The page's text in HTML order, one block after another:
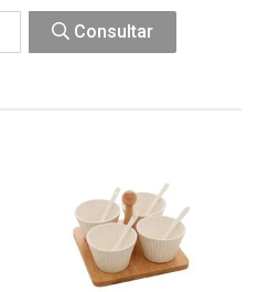
Consultar